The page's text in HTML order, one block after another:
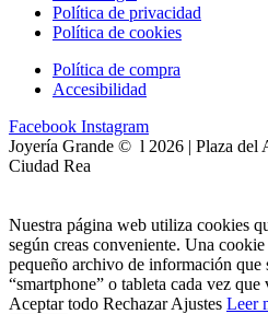
Política de privacidad
Política de cookies
Política de compra
Accesibilidad
Facebook Instagram
Joyería Grande © l 2026 | Plaza del
Ciudad Rea
Nuestra página web utiliza cookies
según creas conveniente. Una
pequeño archivo de información que
“smartphone” o tableta cada vez
Aceptar todo Rechazar Ajustes Leer